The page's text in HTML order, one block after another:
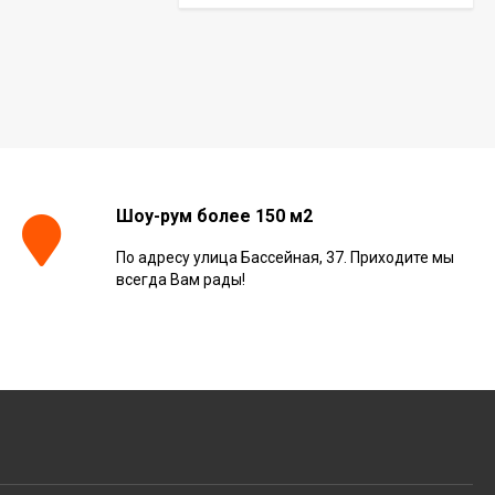
60x60, 610010002676
Шоу-рум более 150 м2
По адресу улица Бассейная, 37. Приходите мы
всегда Вам рады!